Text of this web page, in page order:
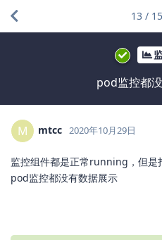
pod监控都
13 / 15
M mtcc 2020年10月29日
监控组件都是正常running，但是
pod监控都没有数据展示